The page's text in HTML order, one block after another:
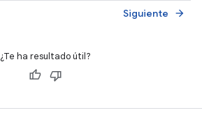
Siguiente arrow_forward
¿Te ha resultado útil?